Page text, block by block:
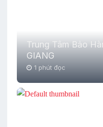
Trung Tâm Bảo
GIANG
1 phút đọc